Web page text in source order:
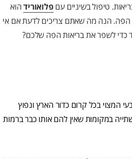
טיפול בשיניים עםפלואורידהוא
הפה. הנה מה שאתם צריכים לדעת אם אי
כדי לשפר את בריאות הפה שלכם?
המצוי בכל קרום כדור הארץ ונפוץ
במקומות שאין להם אותו כבר ברמות